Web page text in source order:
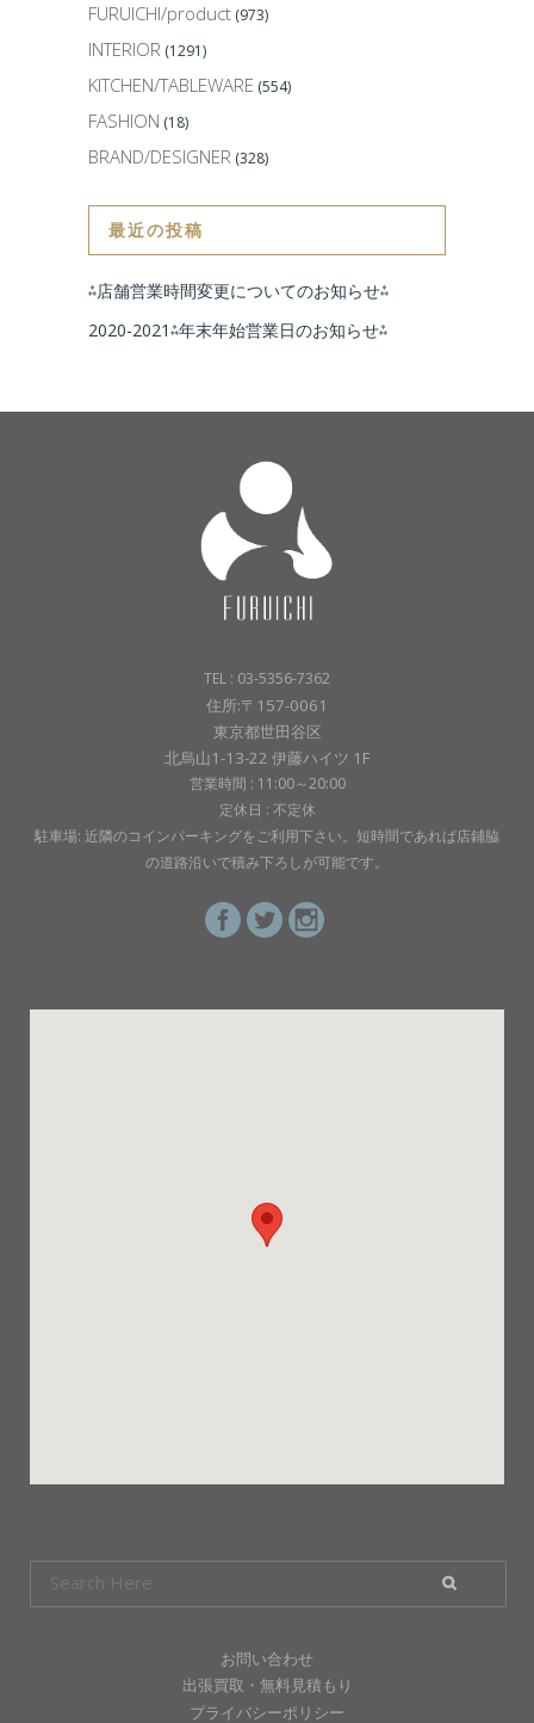
FURUICHI/product (973)
INTERIOR (1291)
KITCHEN/TABLEWARE (554)
FASHION (18)
BRAND/DESIGNER (328)
最近の投稿
⁂店舗営業時間変更についてのお知らせ⁂
2020-2021⁂年末年始営業日のお知らせ⁂
TEL : 03-5356-7362
住所:〒157-0061
東京都世田谷区
北烏山1-13-22 伊藤ハイツ 1F
営業時間 : 11:00～20:00
定休日 : 不定休
駐車場: 近隣のコインパーキングをご利用下さい。短時間であれば店鋪脇
の道路沿いで積み下ろしが可能です。
お問い合わせ
出張買取・無料見積もり
プライバシーポリシー